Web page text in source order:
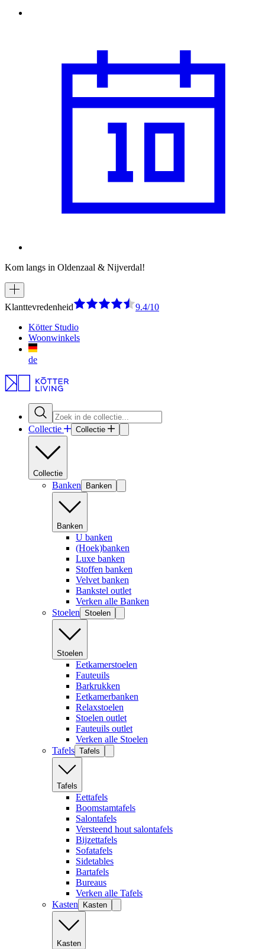
Kom langs in Oldenzaal & Nijverdal!
Klanttevredenheid
9.4/10
Kötter Studio
Woonwinkels
de
Collectie Collectie
Collectie
Banken Banken
Banken
U banken
(Hoek)banken
Luxe banken
Stoffen banken
Velvet banken
Bankstel outlet
Verken alle Banken
Stoelen Stoelen
Stoelen
Eetkamerstoelen
Fauteuils
Barkrukken
Eetkamerbanken
Relaxstoelen
Stoelen outlet
Fauteuils outlet
Verken alle Stoelen
Tafels Tafels
Tafels
Eettafels
Boomstamtafels
Salontafels
Versteend hout salontafels
Bijzettafels
Sofatafels
Sidetables
Bartafels
Bureaus
Verken alle Tafels
Kasten
Kasten
Kasten